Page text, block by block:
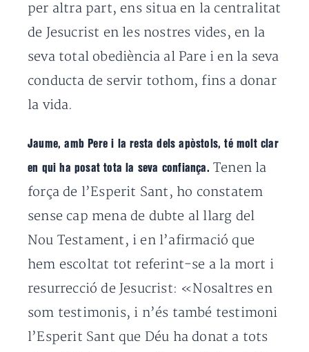
per altra part, ens situa en la centralitat
de Jesucrist en les nostres vides, en la
seva total obediència al Pare i en la seva
conducta de servir tothom, fins a donar
la vida.
Jaume, amb Pere i la resta dels apòstols, té molt clar
en qui ha posat tota la seva confiança. Tenen la
força de l’Esperit Sant, ho constatem
sense cap mena de dubte al llarg del
Nou Testament, i en l’afirmació que
hem escoltat tot referint-se a la mort i
resurrecció de Jesucrist: «Nosaltres en
som testimonis, i n’és també testimoni
l’Esperit Sant que Déu ha donat a tots